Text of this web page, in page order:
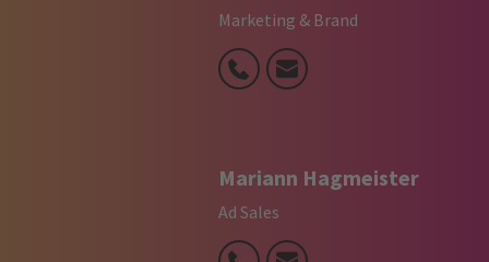
Marketing & Brand
Mariann Hagmeister
Ad Sales